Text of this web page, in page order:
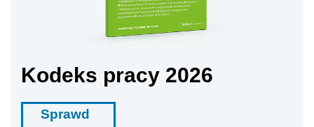
Kodeks pracy 2026
Sprawd